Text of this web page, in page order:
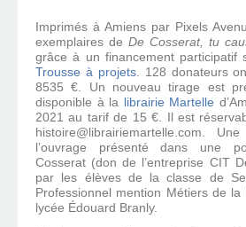
Imprimés à Amiens par Pixels
exemplaires de De Cosserat, tu
grâce à un financement participatif
Trousse à projets. 128 donateurs
8535 €. Un nouveau tirage est
disponible à la librairie Martelle
2021 au tarif de 15 €. Il est
histoire@librairiemartelle.com.
l’ouvrage présenté dans une
Cosserat (don de l’entreprise CIT
par les élèves de la classe de
Professionnel mention Métiers de la
lycée Édouard Branly.